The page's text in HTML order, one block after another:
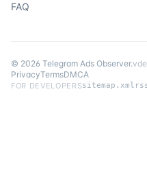
FAQ
© 2026 Telegram Ads Observer.v
PrivacyTermsDMCA
FOR DEVELOPERSsitemap.xml